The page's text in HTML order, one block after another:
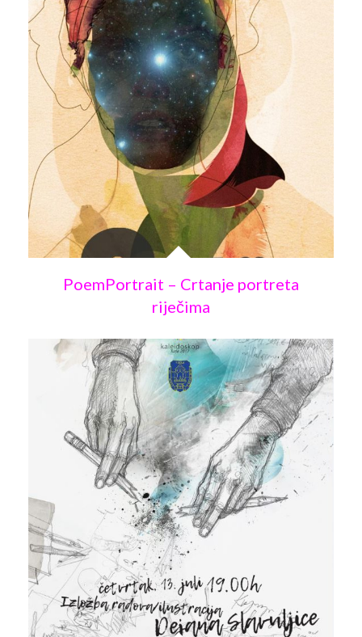
PoemPortrait – Crtanje portreta
riječima